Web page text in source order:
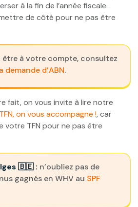
à la fin de l’année fiscale.
de côté pour ne pas être
être à votre compte, consultez
demande d’ABN.
fait, on vous invite à lire notre
on vous accompagne !, car
votre TFN pour ne pas être
🇧🇪 : n’oubliez pas de
gagnés en WHV au SPF